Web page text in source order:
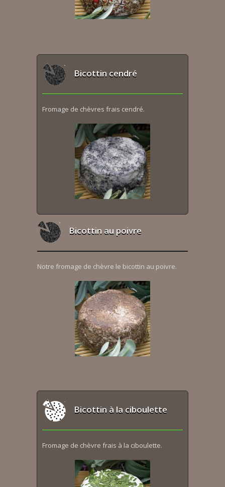
Bicottin cendré
Fromage de chèvres frais cendré.
Bicottin au poivre
Notre fromage de chèvre le bicottin au poivre.
Bicottin à la ciboulette
Fromage de chèvre frais à la ciboulette.